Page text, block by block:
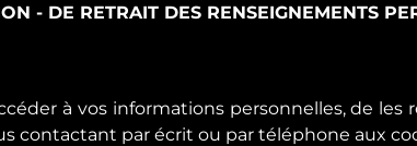
- DE RETRAIT DES RENSEIGNEMENTS
à vos informations personnelles, de les
contactant par écrit ou par téléphone aux